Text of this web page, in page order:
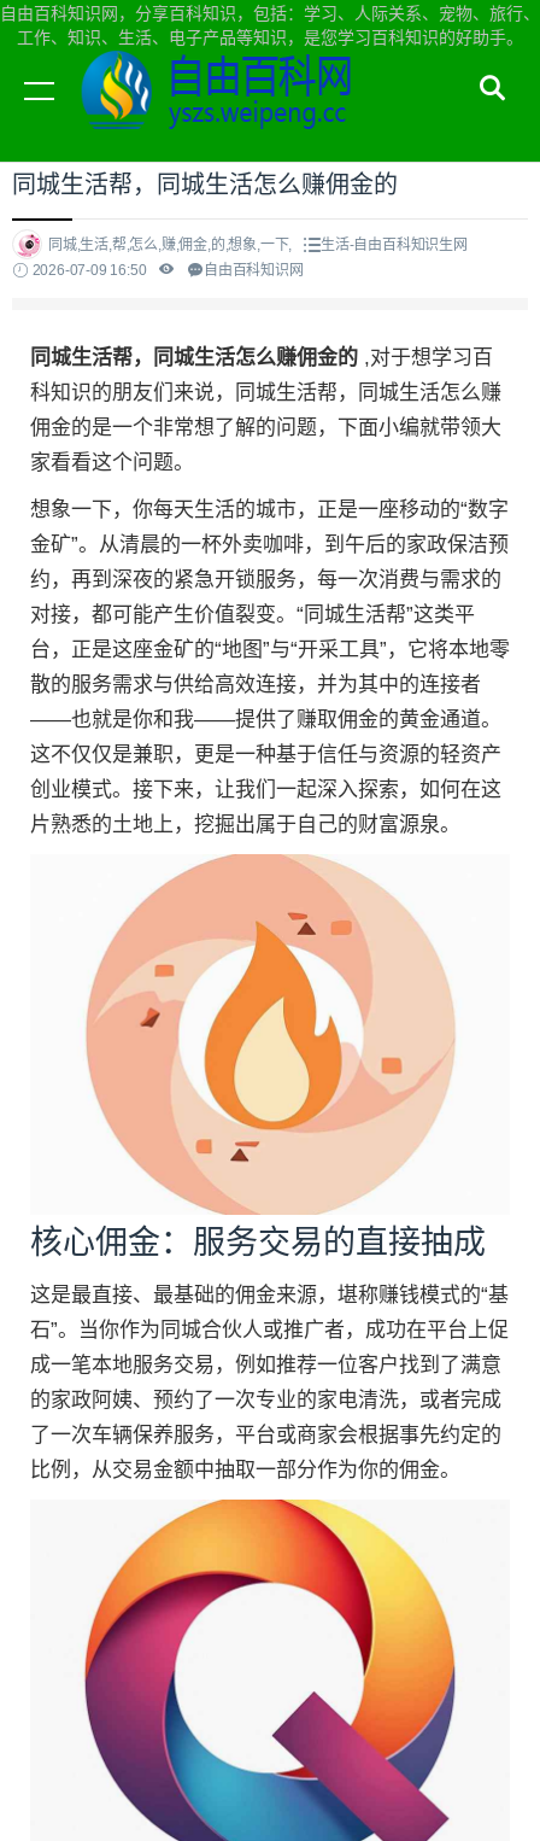
自由百科知识网，分享百科知识，包括：学习、人际关系、宠物、旅行、
工作、知识、生活、电子产品等知识，是您学习百科知识的好助手。
当前位置：自由百科知识网首页>生活
同城生活帮，同城生活怎么赚佣金的
同城,生活,帮,怎么,赚,佣金,的,想象,一下,
生活-自由百科知识生网
2026-07-09 16:50
自由百科知识网
同城生活帮，同城生活怎么赚佣金的 ,对于想学习百
科知识的朋友们来说，同城生活帮，同城生活怎么赚
佣金的是一个非常想了解的问题，下面小编就带领大
家看看这个问题。
想象一下，你每天生活的城市，正是一座移动的“数字
金矿”。从清晨的一杯外卖咖啡，到午后的家政保洁预
约，再到深夜的紧急开锁服务，每一次消费与需求的
对接，都可能产生价值裂变。“同城生活帮”这类平
台，正是这座金矿的“地图”与“开采工具”，它将本地零
散的服务需求与供给高效连接，并为其中的连接者
——也就是你和我——提供了赚取佣金的黄金通道。
这不仅仅是兼职，更是一种基于信任与资源的轻资产
创业模式。接下来，让我们一起深入探索，如何在这
片熟悉的土地上，挖掘出属于自己的财富源泉。
核心佣金：服务交易的直接抽成
这是最直接、最基础的佣金来源，堪称赚钱模式的“基
石”。当你作为同城合伙人或推广者，成功在平台上促
成一笔本地服务交易，例如推荐一位客户找到了满意
的家政阿姨、预约了一次专业的家电清洗，或者完成
了一次车辆保养服务，平台或商家会根据事先约定的
比例，从交易金额中抽取一部分作为你的佣金。